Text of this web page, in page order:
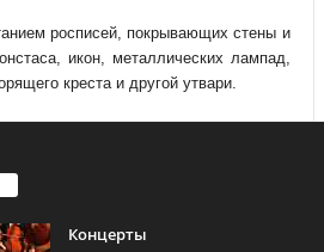
росписей, покрывающих стены и
икон, металлических лампад,
креста и другой утвари.
Концерты